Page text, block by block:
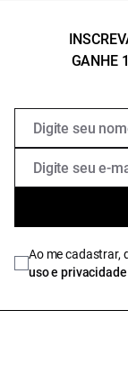
GANHE
Ao me cadastrar,
uso e privacidade